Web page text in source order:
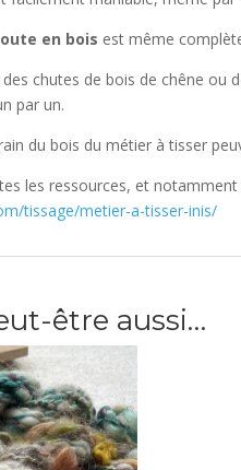
en bois est même
chutes de bois de chêne
par un.
du bois du métier à tisser
les ressources, et
tissage/metier-a-tisser-inis/
être aussi…